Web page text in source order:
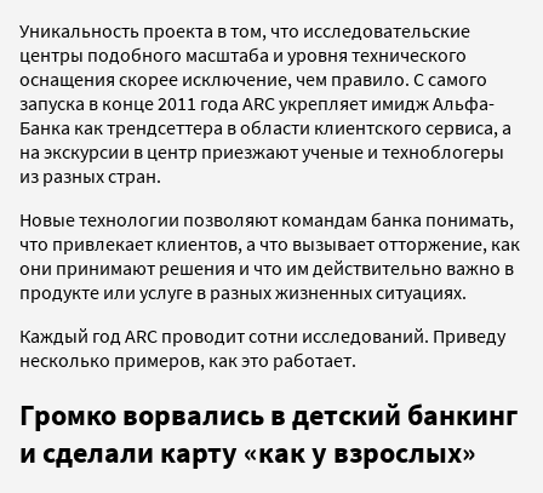
Уникальность проекта в том, что исследовательские
центры подобного масштаба и уровня технического
оснащения скорее исключение, чем правило. С самого
запуска в конце 2011 года ARC укрепляет имидж Альфа-
Банка как трендсеттера в области клиентского сервиса, а
на экскурсии в центр приезжают ученые и техноблогеры
из разных стран.
Новые технологии позволяют командам банка понимать,
что привлекает клиентов, а что вызывает отторжение, как
они принимают решения и что им действительно важно в
продукте или услуге в разных жизненных ситуациях.
Каждый год ARC проводит сотни исследований. Приведу
несколько примеров, как это работает.
Громко ворвались в детский банкинг
и сделали карту «как у взрослых»